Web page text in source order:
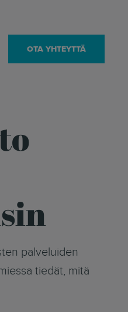
OTA YHTEYTTÄ
tiedät, mitä